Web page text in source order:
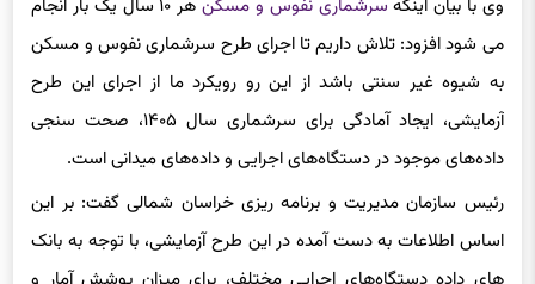
وی با بیان اینکه سرشماری نفوس و مسکن
هر ۱۰ سال یک بار انجام
می شود افزود: تلاش داریم تا اجرای طرح سرشماری نفوس و مسکن
به شیوه غیر سنتی باشد از این رو رویکرد ما از اجرای این طرح
آزمایشی، ایجاد آمادگی برای سرشماری سال ۱۴۰۵، صحت‌ سنجی
داده‌های موجود در دستگاه‌های اجرایی و داده‌های میدانی است.
رئیس سازمان مدیریت و برنامه ریزی خراسان شمالی گفت: بر این
اساس اطلاعات به دست آمده در این طرح آزمایشی، با توجه به بانک